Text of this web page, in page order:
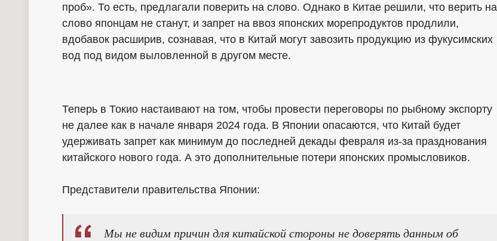
проб». То есть, предлагали поверить на слово. Однако в Китае решили, что верить на
слово японцам не станут, и запрет на ввоз японских морепродуктов продлили,
вдобавок расширив, сознавая, что в Китай могут завозить продукцию из фукусимских
вод под видом выловленной в другом месте.
Теперь в Токио настаивают на том, чтобы провести переговоры по рыбному экспорту
не далее как в начале января 2024 года. В Японии опасаются, что Китай будет
удерживать запрет как минимум до последней декады февраля из-за празднования
китайского нового года. А это дополнительные потери японских промысловиков.
Представители правительства Японии:
Мы не видим причин для китайской стороны не доверять данным об